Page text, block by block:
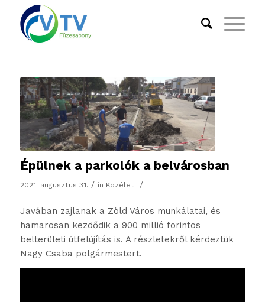
Épülnek a parkolók a belvárosban
2021. augusztus 31. / in Közélet /
Javában zajlanak a Zöld Város munkálatai, és
hamarosan kezdődik a 900 millió forintos
belterületi útfelújítás is. A részletekről kérdeztük
Nagy Csaba polgármestert.